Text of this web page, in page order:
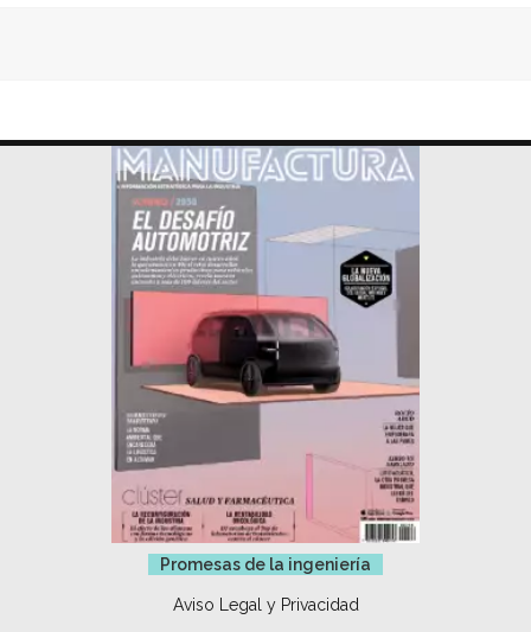
Promesas de la ingeniería
Aviso Legal y Privacidad